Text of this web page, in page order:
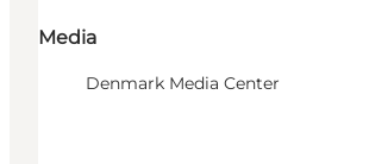
Media
Denmark Media Center